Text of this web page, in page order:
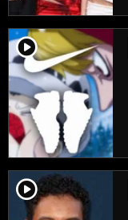
player2
player2